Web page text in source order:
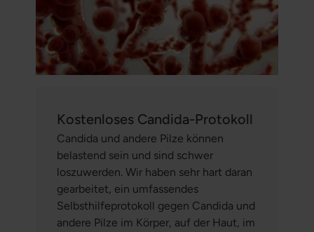
Kostenloses Candida-Protokoll
Candida und andere Pilze können
belastend sein und sind schwer
loszuwerden. Wir haben sehr hart daran
gearbeitet, ein umfassendes
Selbsthilfeprotokoll gegen Candida und
andere Pilze im Körper, auf der Haut, im